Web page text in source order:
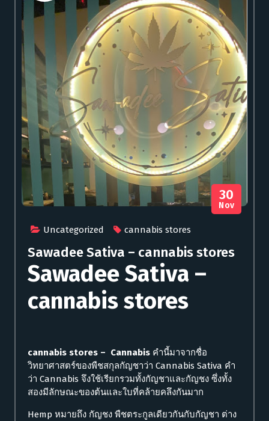
Uncategorized cannabis stores
30
Nov
Sawadee Sativa – cannabis stores
Sawadee Sativa –
cannabis stores
cannabis stores – Cannabis คำนี้มาจากชื่อ
วิทยาศาสตร์ของพืชสกุลกัญชาว่า Cannabis Sativa คำ
ว่า Cannabis จึงใช้เรียกรวมทั้งกัญชาและกัญชง ซึ่งทั้ง
สองมีลักษณะของต้นและใบที่คล้ายคลึงกันมาก
Hemp หมายถึง กัญชง พืชตระกูลเดียวกันกับกัญชา ต่าง